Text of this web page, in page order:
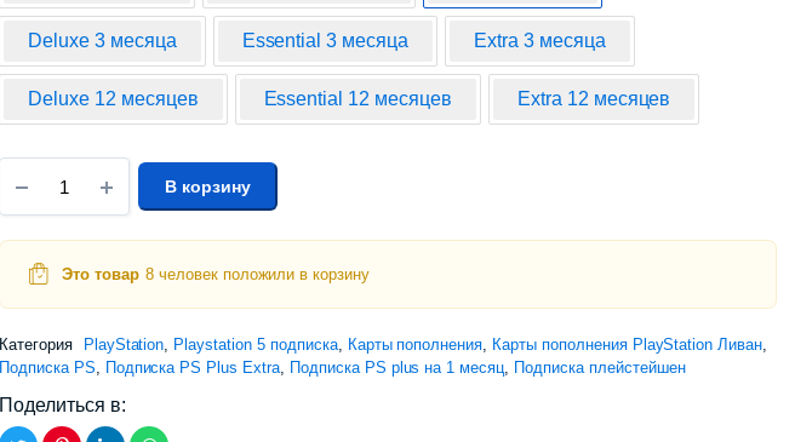
Deluxe 3 месяца Essential 3 месяца Extra 3 месяца
Deluxe 12 месяцев Essential 12 месяцев Extra 12 месяцев
В корзину
Это товар 8 человек положили в корзину
Категория PlayStation, Playstation 5 подписка, Карты пополнения, Карты пополнения PlayStation Ливан,
Подписка PS, Подписка PS Plus Extra, Подписка PS plus на 1 месяц, Подписка плейстейшен
Поделиться в: